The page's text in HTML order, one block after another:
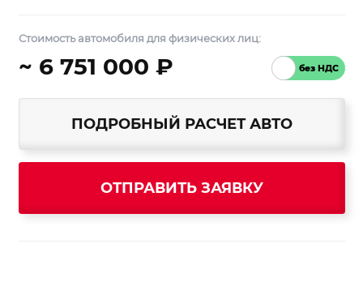
Стоимость автомобиля для физических лиц:
~ 6 751 000 ₽
ПОДРОБНЫЙ РАСЧЕТ АВТО
ОТПРАВИТЬ ЗАЯВКУ